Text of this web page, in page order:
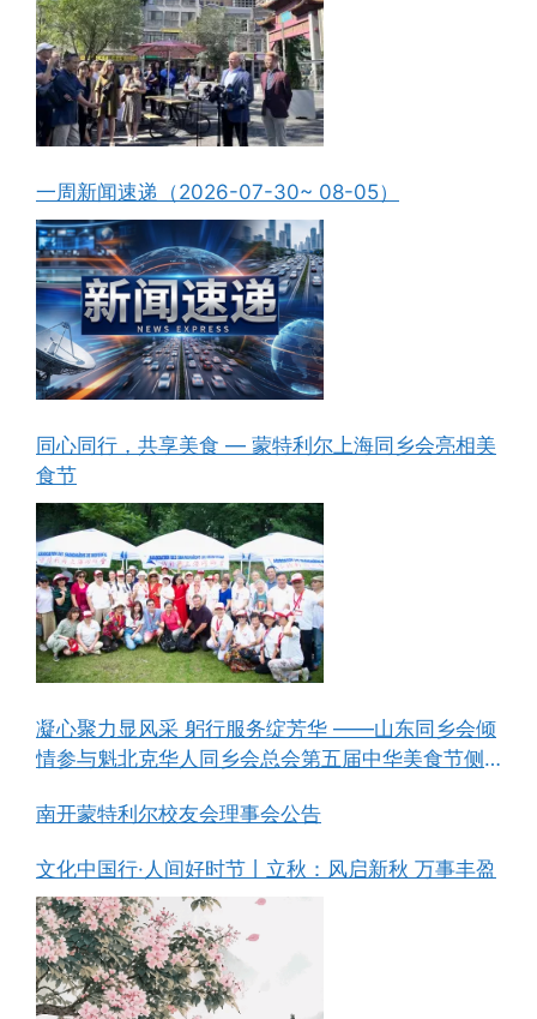
一周新闻速递（2026-07-30~ 08-05）
同心同行，共享美食 — 蒙特利尔上海同乡会亮相美
食节
凝心聚力显风采 躬行服务绽芳华 ——山东同乡会倾
情参与魁北克华人同乡会总会第五届中华美食节侧
南开蒙特利尔校友会理事会公告
文化中国行·人间好时节丨立秋：风启新秋 万事丰盈